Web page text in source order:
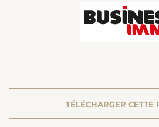
TÉLÉCHARGER CETTE